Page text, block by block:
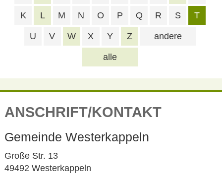
alle
K L M N O P Q R S T
U V W X Y Z andere
ANSCHRIFT/KONTAKT
Gemeinde Westerkappeln
Große Str. 13
49492 Westerkappeln